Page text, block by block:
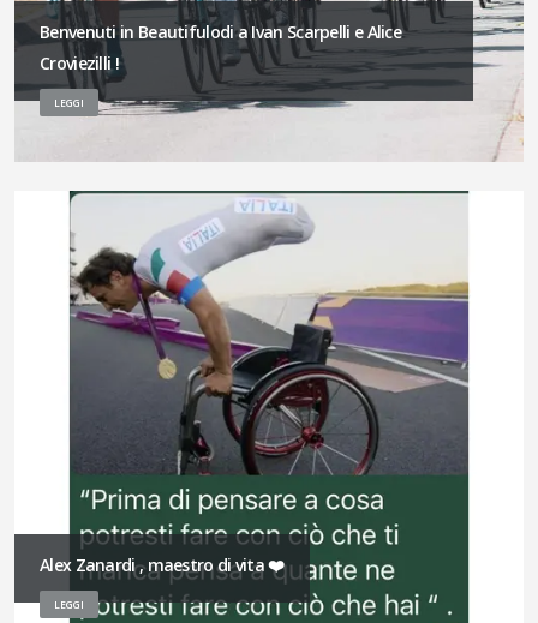
Benvenuti in Beautifulodi a Ivan Scarpelli e Alice
Croviezilli !
LEGGI
Alex Zanardi , maestro di vita ❤️
LEGGI